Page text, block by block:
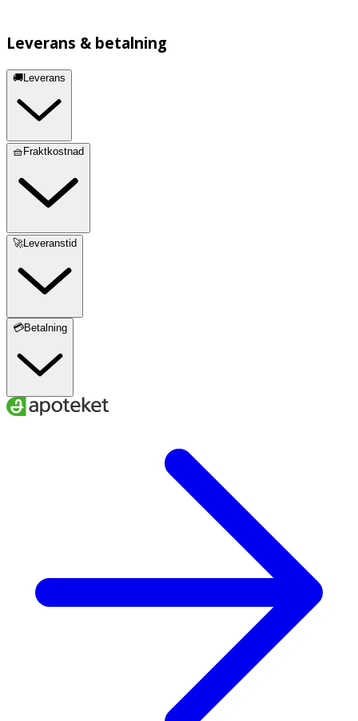
Leverans & betalning
🚚Leverans
🧺Fraktkostnad
🚀Leveranstid
💳Betalning